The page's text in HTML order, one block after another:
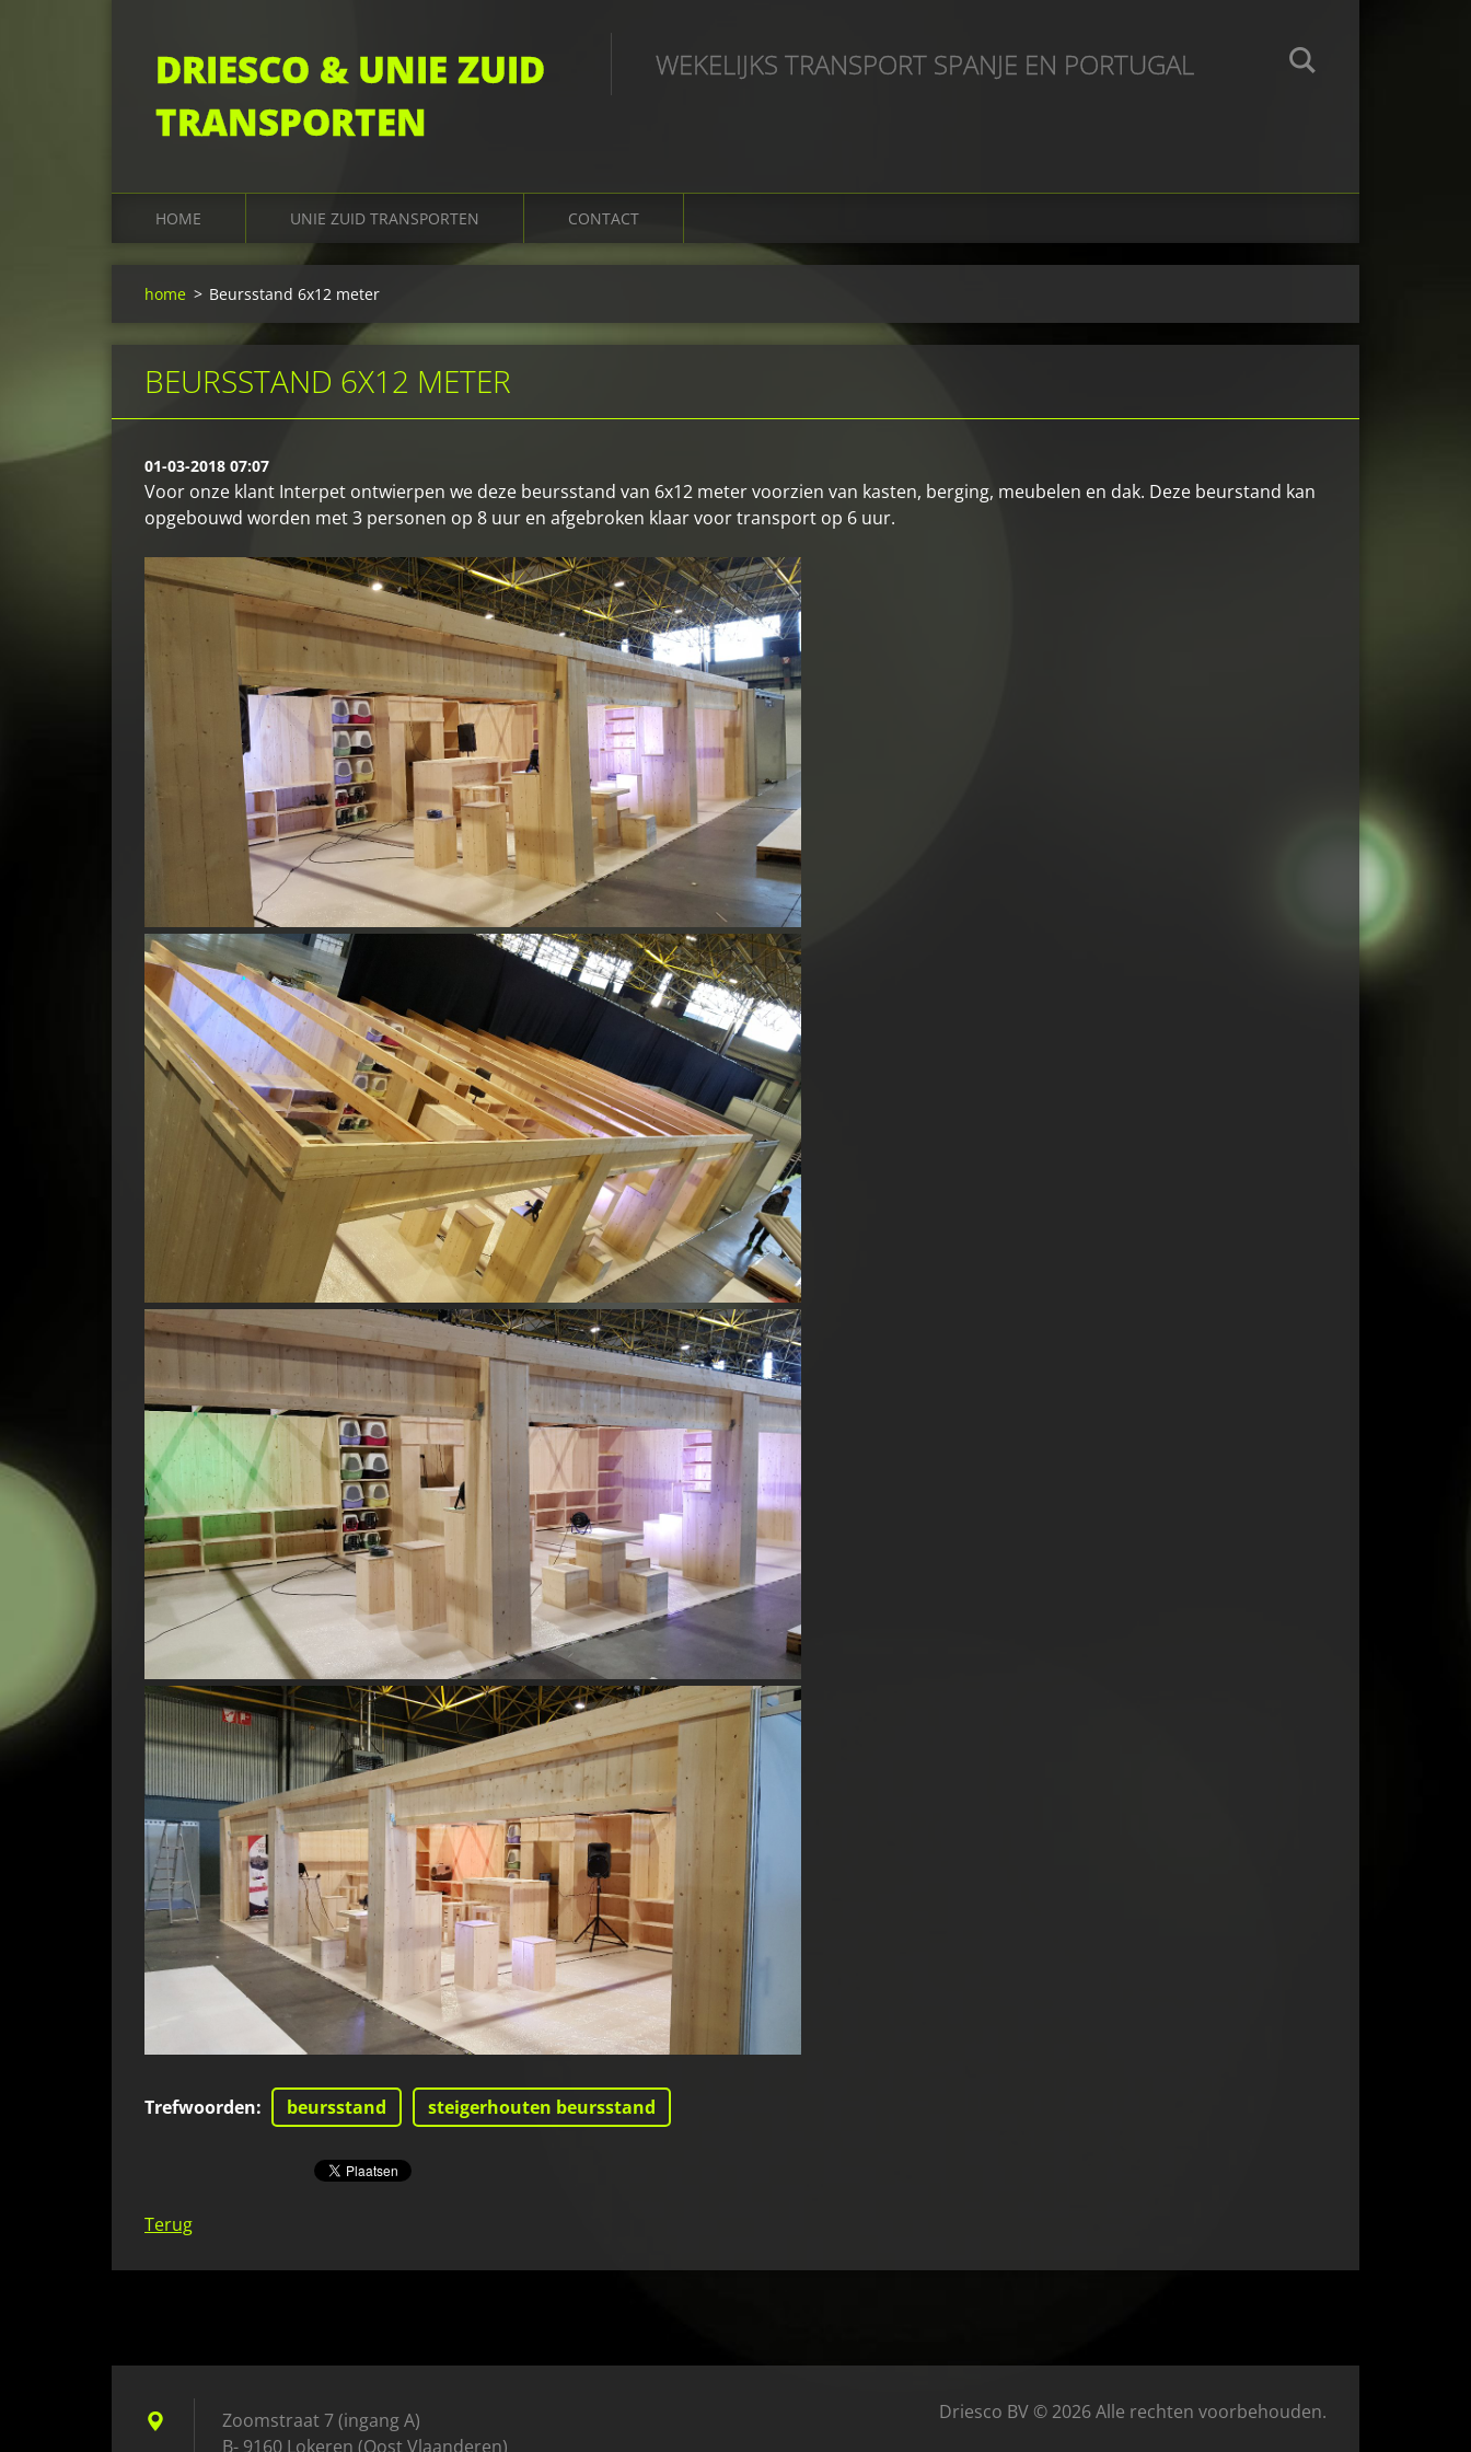
DRIESCO & UNIE ZUID
TRANSPORTEN
WEKELIJKS TRANSPORT SPANJE EN PORTUGAL
HOME UNIE ZUID TRANSPORTEN CONTACT
home > Beursstand 6x12 meter
BEURSSTAND 6X12 METER
01-03-2018 07:07
Voor onze klant Interpet ontwierpen we deze beursstand van 6x12 meter voorzien van kasten, berging, meubelen en dak. Deze beurstand kan
opgebouwd worden met 3 personen op 8 uur en afgebroken klaar voor transport op 6 uur.
Trefwoorden: beursstand steigerhouten beursstand
Terug
Zoomstraat 7 (ingang A)
B- 9160 Lokeren (Oost Vlaanderen)
Driesco BV © 2026 Alle rechten voorbehouden.